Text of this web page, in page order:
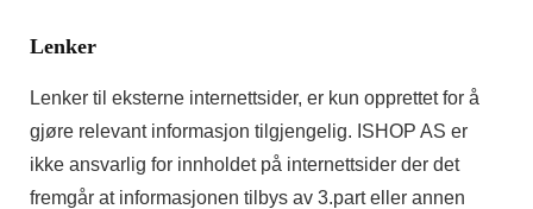
Lenker
Lenker til eksterne internettsider, er kun opprettet for å
gjøre relevant informasjon tilgjengelig. ISHOP AS er
ikke ansvarlig for innholdet på internettsider der det
fremgår at informasjonen tilbys av 3.part eller annen